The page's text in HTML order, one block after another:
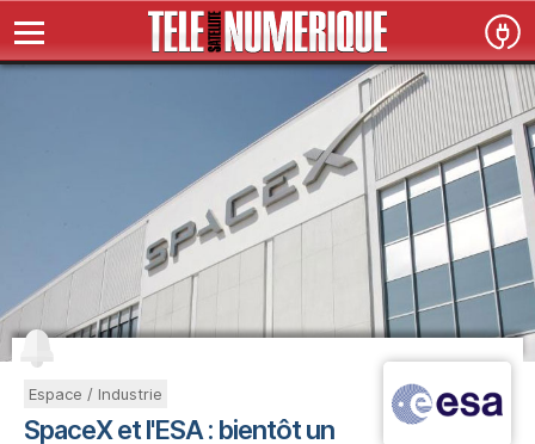
Espace / Industrie
SpaceX et l'ESA : bientôt un